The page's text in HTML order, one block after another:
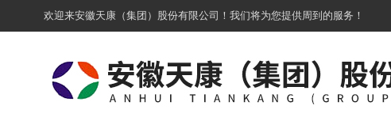
欢迎来安徽天康（集团）股份有限公司！我们将为您提供周到的服务！